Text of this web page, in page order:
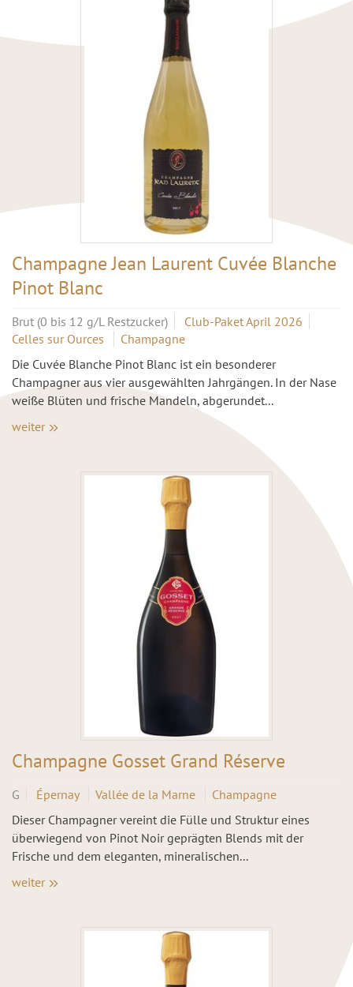
Champagne Jean Laurent Cuvée Blanche
Pinot Blanc
Brut (0 bis 12 g/L Restzucker)
Club-Paket April 2026
Celles sur Ources
Champagne
Die Cuvée Blanche Pinot Blanc ist ein besonderer
Champagner aus vier ausgewählten Jahrgängen. In der Nase
weiße Blüten und frische Mandeln, abgerundet...
weiter
Champagne Gosset Grand Réserve
G Épernay Vallée de la Marne
Champagne
Dieser Champagner vereint die Fülle und Struktur eines
überwiegend von Pinot Noir geprägten Blends mit der
Frische und dem eleganten, mineralischen...
weiter